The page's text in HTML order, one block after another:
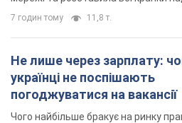
7 годин тому 11,8 т.
Не лише через зарплату:
українці не поспішають
погоджуватися на вакансії
Чого найбільше бракує на ринку